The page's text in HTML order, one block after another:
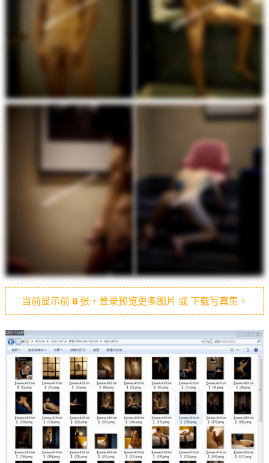
当前显示前 8张，登录预览更多图片 或 下载写真集。